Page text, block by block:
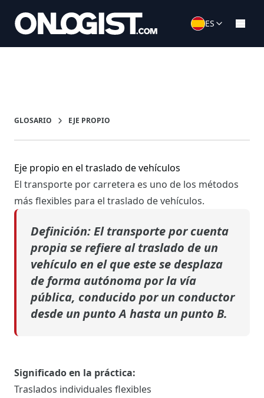
ES
GLOSARIO EJE PROPIO
Eje propio en el traslado de vehículos
El transporte por carretera es uno de los métodos
más flexibles para el traslado de vehículos.
Definición: El transporte por cuenta
propiase refiere al traslado de un
vehículo en el que este se desplaza
de forma autónoma por la vía
pública, conducido por un conductor
desde un punto A hasta un punto B.
Significado en la práctica:
Traslados individuales flexibles